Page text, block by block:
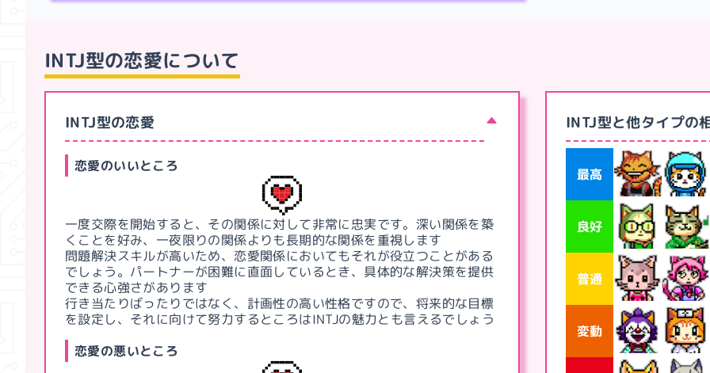
INTJ型の恋愛について
INTJ型の恋愛
恋愛のいいところ
一度交際を開始すると、その関係に対して非常に忠実です。深い関係を築
くことを好み、一夜限りの関係よりも長期的な関係を重視します
問題解決スキルが高いため、恋愛関係においてもそれが役立つことがある
でしょう。パートナーが困難に直面しているとき、具体的な解決策を提供
できる心強さがあります
行き当たりばったりではなく、計画性の高い性格ですので、将来的な目標
を設定し、それに向けて努力するところはINTJの魅力とも言えるでしょう
恋愛の悪いところ
INTJ型と他タイプの
最高
良好
普通
変動